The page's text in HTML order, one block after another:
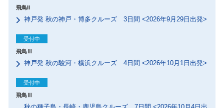
飛鳥II
神戸発 秋の神戸・博多クルーズ 3日間 <2026年9月29日出発>
飛鳥Ⅲ
受付中
神戸発 秋の駿河・横浜クルーズ 4日間 <2026年10月1日出発>
飛鳥Ⅲ
受付中